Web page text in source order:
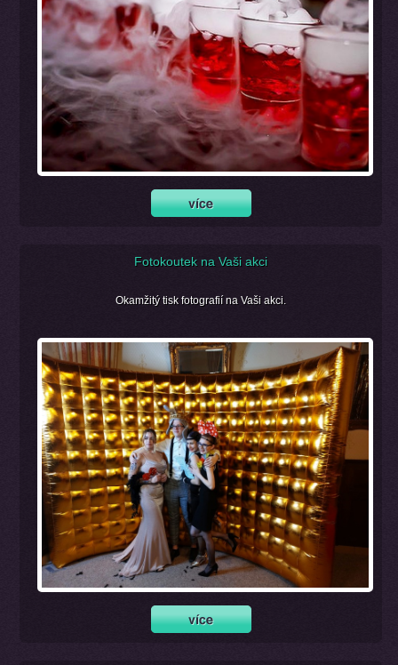
Fotokoutek na Vaši akci
Okamžitý tisk fotografií na Vaši akci.